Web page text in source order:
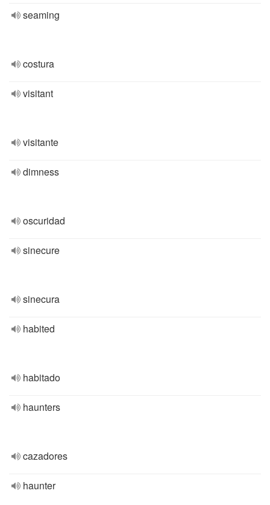
seaming
costura
visitant
visitante
dimness
oscuridad
sinecure
sinecura
habited
habitado
haunters
cazadores
haunter